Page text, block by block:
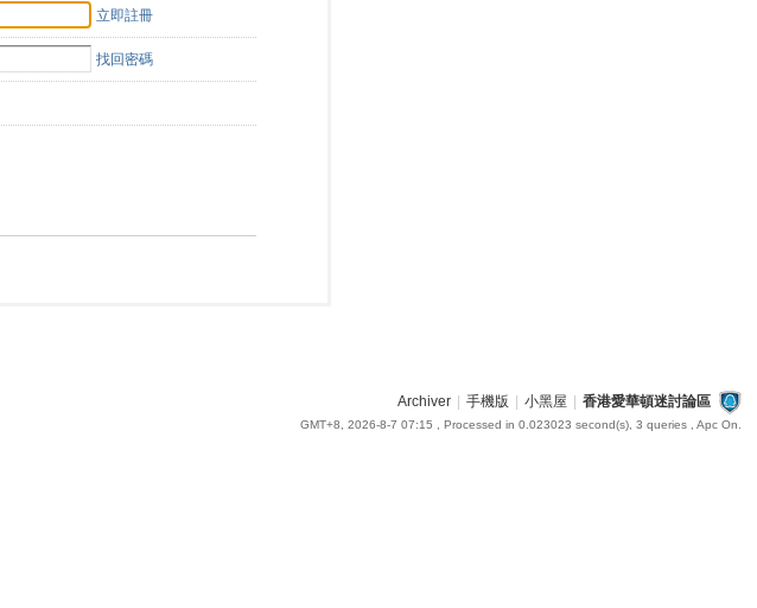
立即註冊
找回密碼
Archiver 手機版 小黑屋 香港愛華頓迷討論區
GMT+8, 2026-8-7 07:15 , Processed in 0.023023 second(s), 3 queries , Apc On.